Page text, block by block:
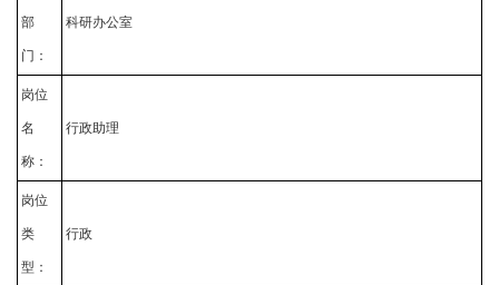
部
门：
科研办公室
岗位
名
称：
行政助理
岗位
类
型：
行政